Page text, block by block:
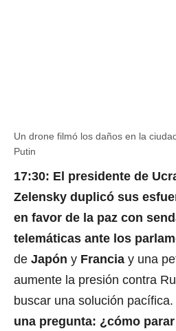
Un drone filmó los daños en la
Putin
17:30: El presidente de
Zelensky duplicó sus
en favor de la paz con
telemáticas ante los
de Japón y Francia y una
aumente la presión contra
buscar una solución pacífica.
una pregunta: ¿cómo